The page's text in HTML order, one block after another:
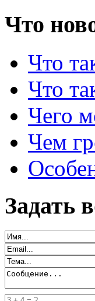
Что
Что
Что
Чего
Чем
Задать